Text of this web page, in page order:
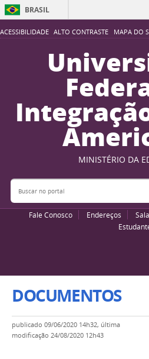
ACESSIBILIDADE ALTO CONTRASTE MAPA DO
BRASIL
MINISTÉRIO DA
Buscar no portal
Fale Conosco Endereços
DOCUMENTOS
publicado 09/06/2020 14h32, última
modificação 24/08/2020 12h43